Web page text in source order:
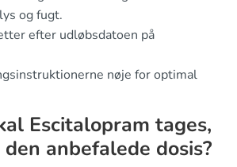
og fugt.
efter udløbsdatoen på
nøje for optimal
Escitalopram tages,
anbefalede dosis?